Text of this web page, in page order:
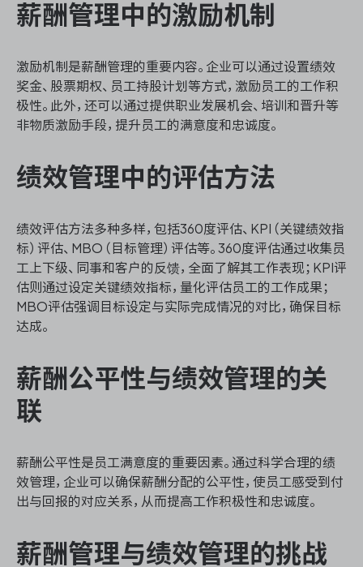
薪酬管理中的激励机制
激励机制是薪酬管理的重要内容。企业可以通过设置绩效
奖金、股票期权、员工持股计划等方式，激励员工的工作积
极性。此外，还可以通过提供职业发展机会、培训和晋升等
非物质激励手段，提升员工的满意度和忠诚度。
绩效管理中的评估方法
绩效评估方法多种多样，包括360度评估、KPI（关键绩效指
标）评估、MBO（目标管理）评估等。360度评估通过收集员
工上下级、同事和客户的反馈，全面了解其工作表现；KPI评
估则通过设定关键绩效指标，量化评估员工的工作成果；
MBO评估强调目标设定与实际完成情况的对比，确保目标
达成。
薪酬公平性与绩效管理的关
联
薪酬公平性是员工满意度的重要因素。通过科学合理的绩
效管理，企业可以确保薪酬分配的公平性，使员工感受到付
出与回报的对应关系，从而提高工作积极性和忠诚度。
薪酬管理与绩效管理的挑战